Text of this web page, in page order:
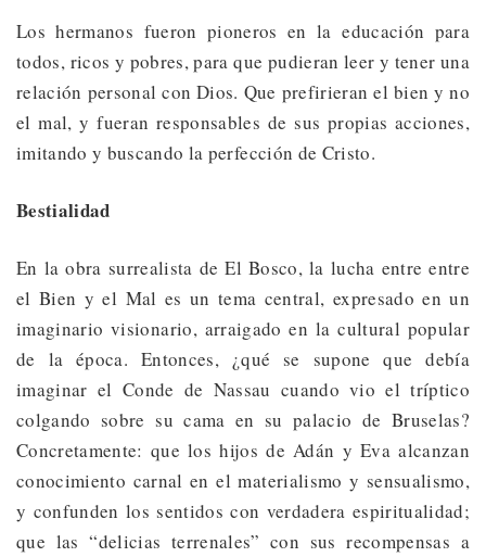
Los hermanos fueron pioneros en la educación para
todos, ricos y pobres, para que pudieran leer y tener una
relación personal con Dios. Que prefirieran el bien y no
el mal, y fueran responsables de sus propias acciones,
imitando y buscando la perfección de Cristo.
Bestialidad
En la obra surrealista de El Bosco, la lucha entre entre
el Bien y el Mal es un tema central, expresado en un
imaginario visionario, arraigado en la cultural popular
de la época. Entonces, ¿qué se supone que debía
imaginar el Conde de Nassau cuando vio el tríptico
colgando sobre su cama en su palacio de Bruselas?
Concretamente: que los hijos de Adán y Eva alcanzan
conocimiento carnal en el materialismo y sensualismo,
y confunden los sentidos con verdadera espiritualidad;
que las “delicias terrenales” con sus recompensas a